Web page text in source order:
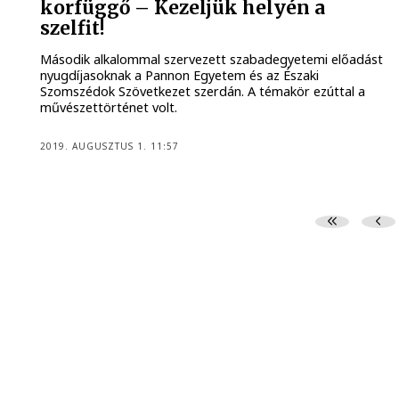
korfüggő – Kezeljük helyén a
szelfit!
Második alkalommal szervezett szabadegyetemi előadást
nyugdíjasoknak a Pannon Egyetem és az Északi
Szomszédok Szövetkezet szerdán. A témakör ezúttal a
művészettörténet volt.
2019. AUGUSZTUS 1. 11:57